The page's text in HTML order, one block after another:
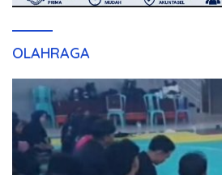
OLAHRAGA